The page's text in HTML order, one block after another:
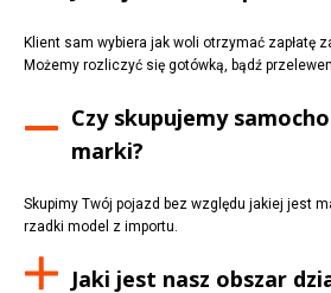
Klient sam wybiera jak woli otrzymać zapłatę
Możemy rozliczyć się gotówką, bądź
Czy skupujemy
marki?
Skupimy Twój pojazd bez względu jakiej jest
rzadki model z importu.
Jaki jest nasz obszar